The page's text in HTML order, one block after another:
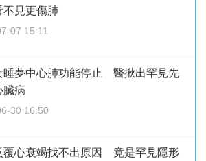
不見更傷肺
07 15:11
睡夢中心肺功能停止 醫揪出罕見先
臟病
30 16:50
覆心衰竭找不出原因 竟是罕見隱形